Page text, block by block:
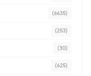
(6635)
(253)
(30)
(625)